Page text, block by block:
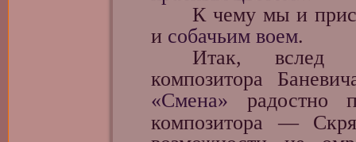
К чему мы и
и собачьим воем.
Итак, вслед
композитора
«Смена» радостно
композитора —